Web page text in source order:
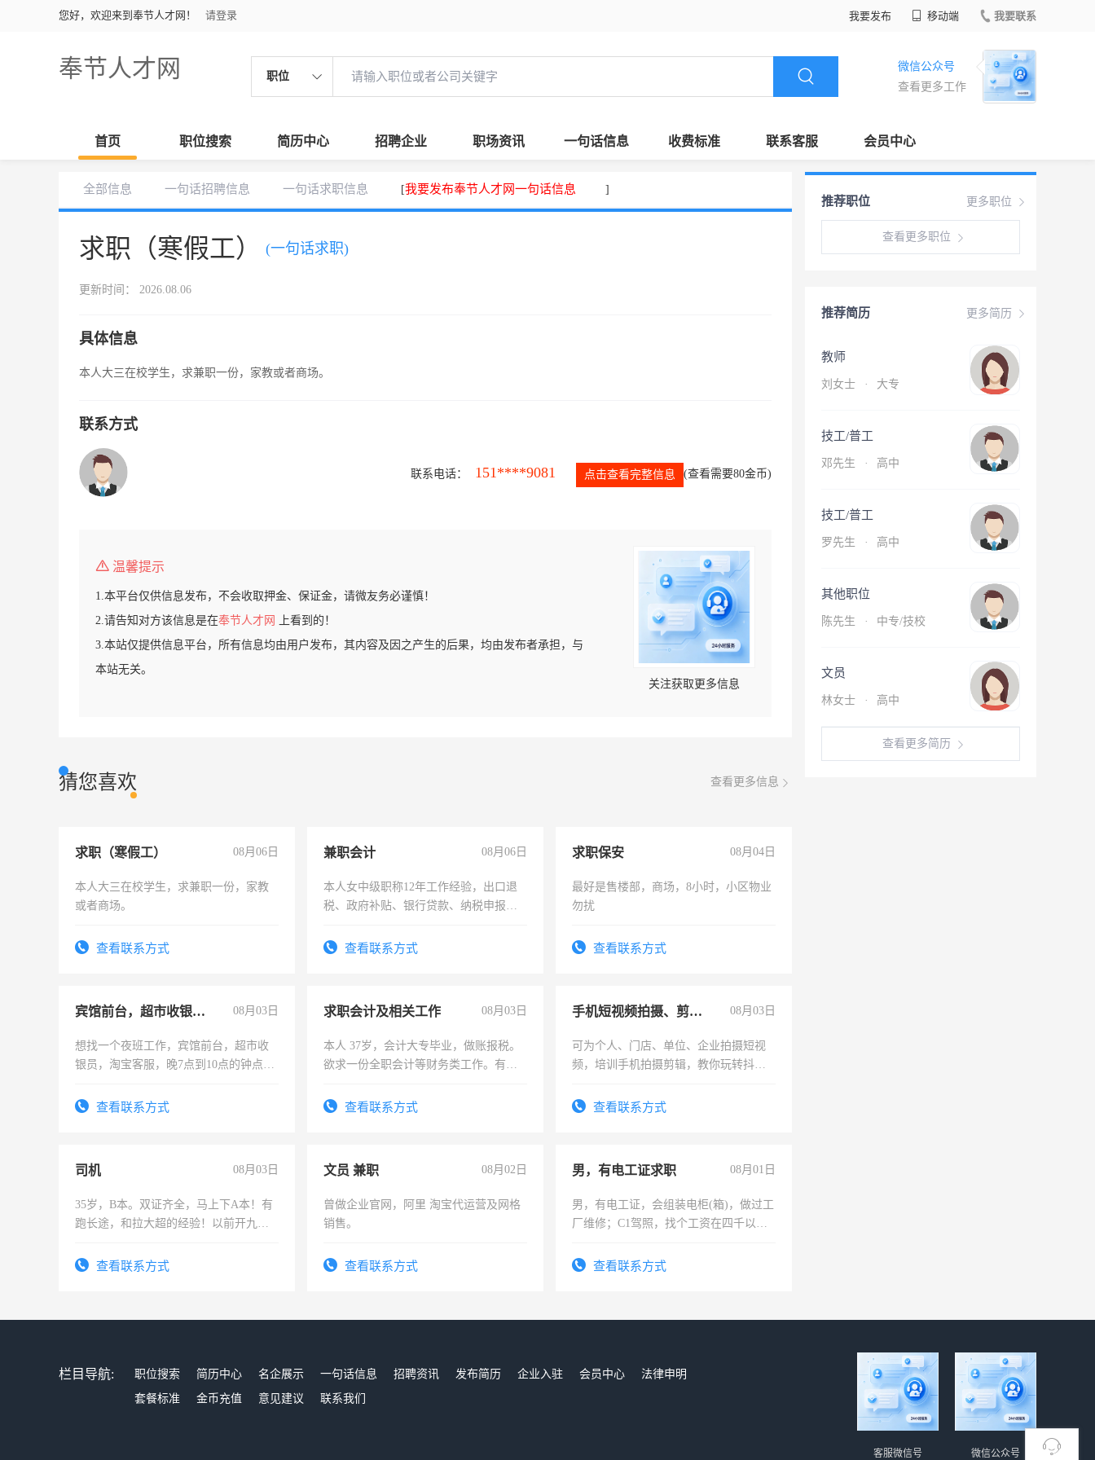
您好，欢迎来到奉节人才网！ 请登录 我要发布 移动端 我要联系
奉节人才网 职位
微信公众号
查看更多工作
首页 职位搜索 简历中心 招聘企业 职场资讯 一句话信息 收费标准 联系客服 会员中心
全部信息 一句话招聘信息 一句话求职信息 [我要发布奉节人才网一句话信息 ]
求职（寒假工） (一句话求职)
更新时间： 2026.08.06
具体信息
本人大三在校学生，求兼职一份，家教或者商场。
联系方式
联系电话： 151****9081 点击查看完整信息 (查看需要80金币)
温馨提示
1.本平台仅供信息发布，不会收取押金、保证金，请微友务必谨慎！
2.请告知对方该信息是在奉节人才网
上看到的！
3.本站仅提供信息平台，所有信息均由用户发布，其内容及因之产生的后果，均由发布者承担，与
本站无关。
关注获取更多信息
猜您喜欢 查看更多信息
求职（寒假工） 08月06日
本人大三在校学生，求兼职一份，家教
或者商场。
查看联系方式
兼职会计 08月06日
本人女中级职称12年工作经验，出口退
税、政府补贴、银行贷款、纳税申报、
务，财务咨询等业务。欲求兼职会计工
查看联系方式
求职保安 08月04日
最好是售楼部，商场，8小时，小区物业
勿扰
查看联系方式
宾馆前台，超市收银员，淘宝客服 08月03日
想找一个夜班工作，宾馆前台，超市收
银员，淘宝客服，晚7点到10点的钟点
号同微信查看联系方式
求职会计及相关工作 08月03日
本人 37岁，会计大专毕业，做账报税。
欲求一份全职会计等财务类工作。有会
查看联系方式
手机短视频拍摄、剪辑、抖音快手 08月03日
可为个人、门店、单位、企业拍摄短视
频，培训手机拍摄剪辑，教你玩转抖音
频，培训手机拍摄剪辑，教你玩转抖
查看联系方式
司机 08月03日
35岁，B本。双证齐全，马上下A本！有
跑长途，和拉大超的经验！以前开九米
查看联系方式
文员 兼职 08月02日
曾做企业官网，阿里 淘宝代运营及网格
销售。
查看联系方式
男，有电工证求职 08月01日
男，有电工证，会组装电柜(箱)，做过工
厂维修；C1驾照，找个工资在四千以
电话查看联系方式
更多职位
推荐职位
查看更多职位
更多简历
推荐简历
教师
刘女士 · 大专
技工/普工
邓先生 · 高中
技工/普工
罗先生 · 高中
其他职位
陈先生 · 中专/技校
文员
林女士 · 高中
查看更多简历
栏目导航: 职位搜索 简历中心 名企展示 一句话信息 招聘资讯 发布简历 企业入驻 会员中心
法律申明
套餐标准
金币充值 意见建议 联系我们
微信公众号
客服微信号